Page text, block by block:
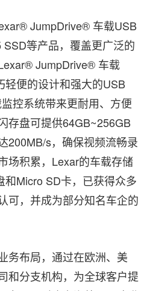
JumpDrive® 车载USB
等产品，覆盖更广泛的
JumpDrive® 车载
轻便的设计和强大的USB
控系统带来更耐用、方便
存盘可提供64GB~256GB
200MB/s，确保视频流畅录
场积累，Lexar的车载存储
Micro SD卡，已获得众多
可，并成为部分知名车企的
务布局，通过在欧洲、美
和分支机构，为全球客户提